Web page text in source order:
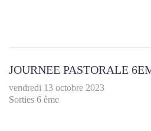
JOURNEE PASTORALE
vendredi 13 octobre 2023
Sorties 6 ème